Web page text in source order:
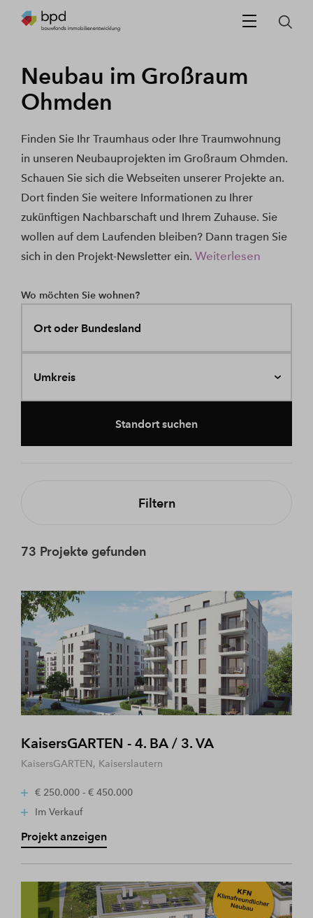
Neubau im Großraum
Ohmden
Finden Sie Ihr Traumhaus oder Ihre Traumwohnung
in unseren Neubauprojekten im Großraum Ohmden.
Schauen Sie sich die Webseiten unserer Projekte an.
Dort finden Sie weitere Informationen zu Ihrer
zukünftigen Nachbarschaft und Ihrem Zuhause. Sie
wollen auf dem Laufenden bleiben? Dann tragen Sie
sich in den Projekt-Newsletter ein. Weiterlesen
Wo möchten Sie wohnen?
Ort oder Bundesland
Umkreis
Standort suchen
Filtern
73 Projekte gefunden
KaisersGARTEN - 4. BA / 3. VA
KaisersGARTEN, Kaiserslautern
€ 250.000 - € 450.000
Im Verkauf
Projekt anzeigen